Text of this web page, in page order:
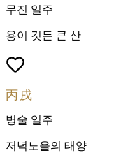
무진 일주
용이 깃든 큰 산
丙戌
병술 일주
저녁노을의 태양